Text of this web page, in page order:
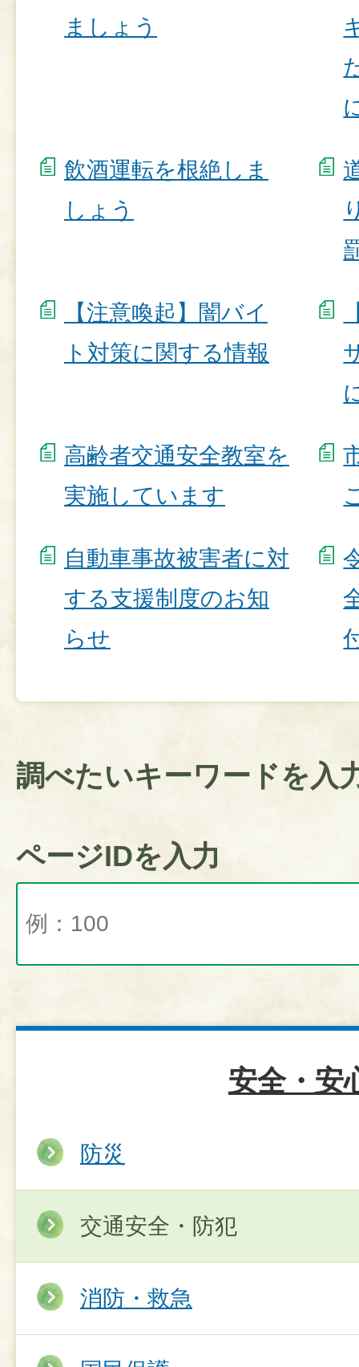
ましょう
飲酒運転を根絶しま
しょう
【注意喚起】闇バイ
ト対策に関する情報
高齢者交通安全教室を
実施しています
自動車事故被害者に対
する支援制度のお知
らせ
調べたいキーワードを入
ページIDを入力
安全・安
防災
交通安全・防犯
消防・救急